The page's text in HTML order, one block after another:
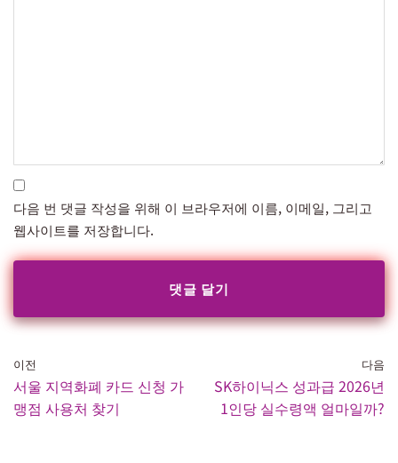
다음 번 댓글 작성을 위해 이 브라우저에 이름, 이메일, 그리고
웹사이트를 저장합니다.
이전
서울 지역화폐 카드 신청 가
맹점 사용처 찾기
다음
SK하이닉스 성과급 2026년
1인당 실수령액 얼마일까?